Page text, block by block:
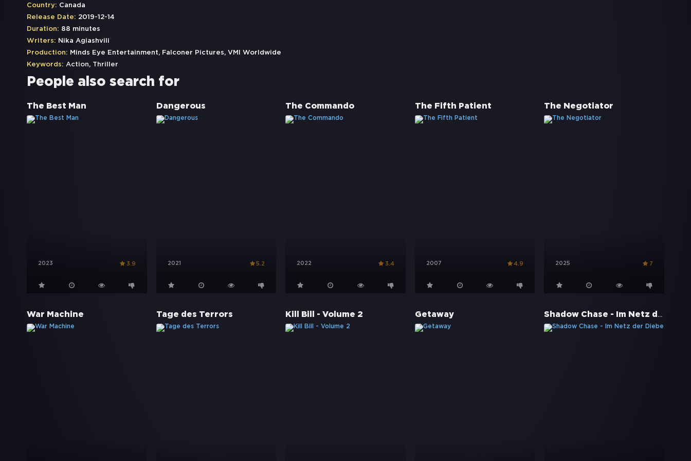
Country: Canada
Release Date: 2019-12-14
Duration: 88 minutes
Writers: Nika Agiashvili
Production: Minds Eye Entertainment, Falconer Pictures, VMI Worldwide
Keywords: Action, Thriller
People also search for
The Best Man
2023 3.9
Dangerous
2021 5.2
The Commando
2022 3.4
The Fifth Patient
2007 4.9
The Negotiator
2025 7
War Machine Tage des Terrors Kill Bill - Volume 2 Getaway Shadow Chase - Im Netz der Diebe